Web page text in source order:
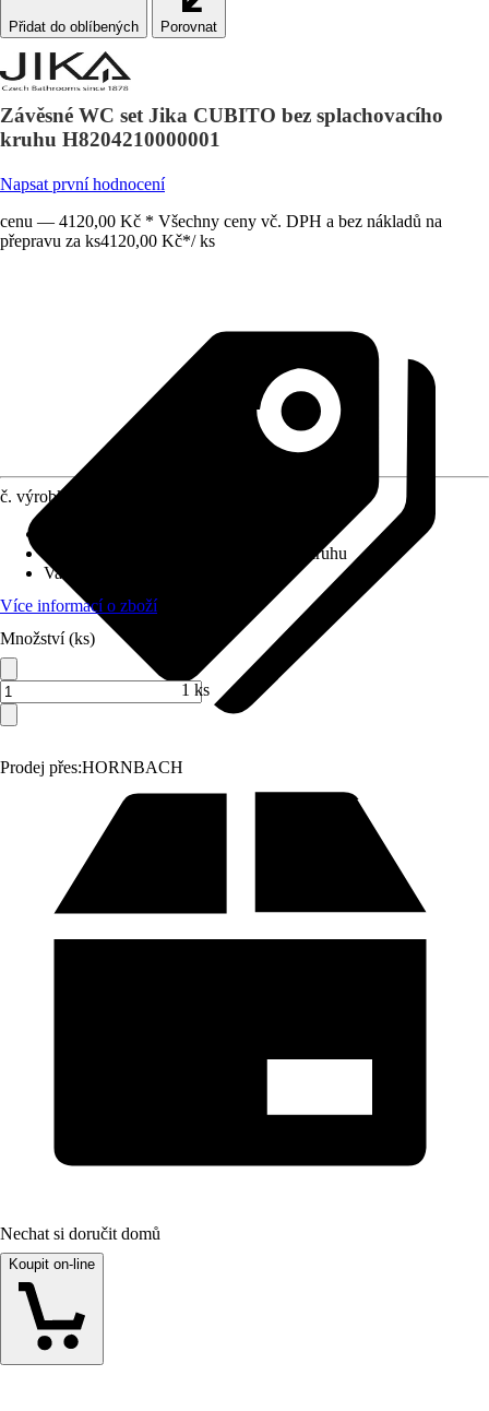
Porovnat
Závěsné WC set Jika CUBITO bez splachovacího
kruhu H8204210000001
Napsat první hodnocení
cenu — 4120,00 Kč * Všechny ceny vč. DPH a bez nákladů na
přepravu za ks4120,00 Kč*/ ks
Prodej přes:HORNBACH
č. výrobku
Bez splachovacího kruhu
Varianta
Více informací o zboží
Množství (ks)
1 ks
Nechat si doručit domů
Koupit on-line